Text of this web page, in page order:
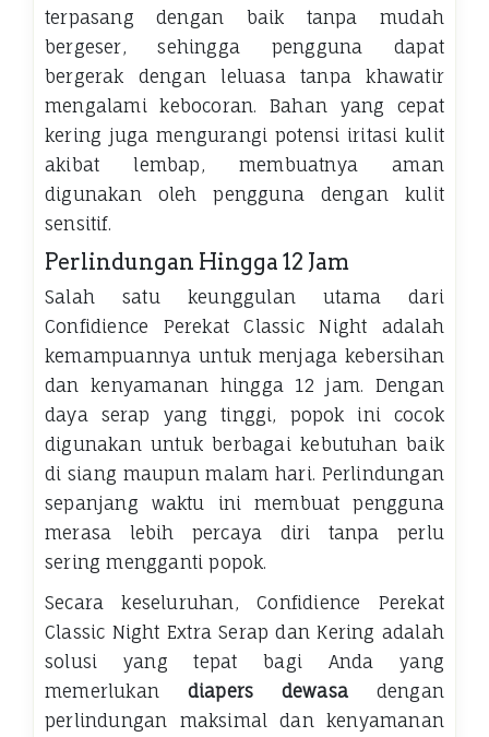
terpasang dengan baik tanpa mudah
bergeser, sehingga pengguna dapat
bergerak dengan leluasa tanpa khawatir
mengalami kebocoran. Bahan yang cepat
kering juga mengurangi potensi iritasi kulit
akibat lembap, membuatnya aman
digunakan oleh pengguna dengan kulit
sensitif.
Perlindungan Hingga 12 Jam
Salah satu keunggulan utama dari
Confidience Perekat Classic Night adalah
kemampuannya untuk menjaga kebersihan
dan kenyamanan hingga 12 jam. Dengan
daya serap yang tinggi, popok ini cocok
digunakan untuk berbagai kebutuhan baik
di siang maupun malam hari. Perlindungan
sepanjang waktu ini membuat pengguna
merasa lebih percaya diri tanpa perlu
sering mengganti popok.
Secara keseluruhan, Confidience Perekat
Classic Night Extra Serap dan Kering adalah
solusi yang tepat bagi Anda yang
memerlukan diapers dewasa dengan
perlindungan maksimal dan kenyamanan